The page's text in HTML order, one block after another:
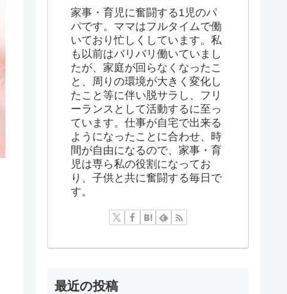
家事・育児に奮闘する1児のパ
パです。ママはフルタイムで働
いており忙しくしています。私
も以前はバリバリ働いていまし
たが、家庭が回らなくなったこ
と、周りの環境が大きく変化し
たこと等に伴い脱サラし、フリ
ーランスとして活動するに至っ
ています。仕事が自宅で出来る
ようになったことに合わせ、時
間が自由になるので、家事・育
児は専ら私の役割になってお
り、子供と共に奮闘する毎日で
す。
最近の投稿